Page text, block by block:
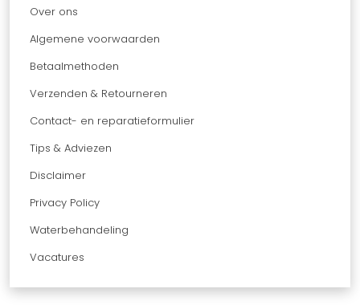
Over ons
Algemene voorwaarden
Betaalmethoden
Verzenden & Retourneren
Contact- en reparatieformulier
Tips & Adviezen
Disclaimer
Privacy Policy
Waterbehandeling
Vacatures